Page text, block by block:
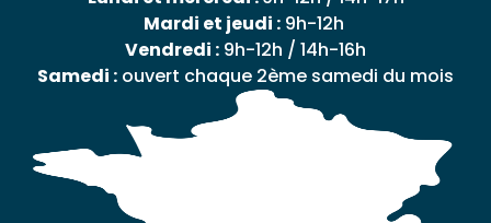
Mardi et jeudi :9h-12h
Vendredi : 9h-12h / 14h-16h
Samedi : ouvert chaque 2ème samedi du mois